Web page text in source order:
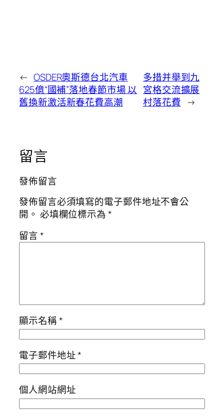
← OSDER奧斯德台北汽車
625億“國補”落地春節市場 以
舊換新激活新春花費高潮
多措并舉到九
宮格交流擴展
村落花費 →
留言
發佈留言
發佈留言必須填寫的電子郵件地址不會公
開。 必填欄位標示為*
留言*
顯示名稱*
電子郵件地址*
個人網站網址